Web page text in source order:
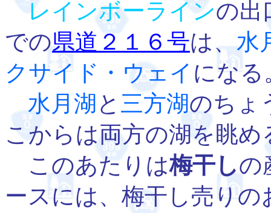
レインボーラインの出
での県道２１６号は、水
クサイド・ウェイ になる
水月湖 と 三方湖のちょ
こからは両方の湖を眺
このあたりは梅干しの
ースには、梅干し売り